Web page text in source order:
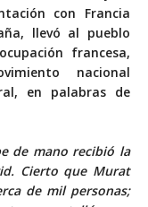
con Francia
llevó al pueblo
francesa,
nacional
en palabras de
de mano recibió la
Cierto que Murat
de mil personas;